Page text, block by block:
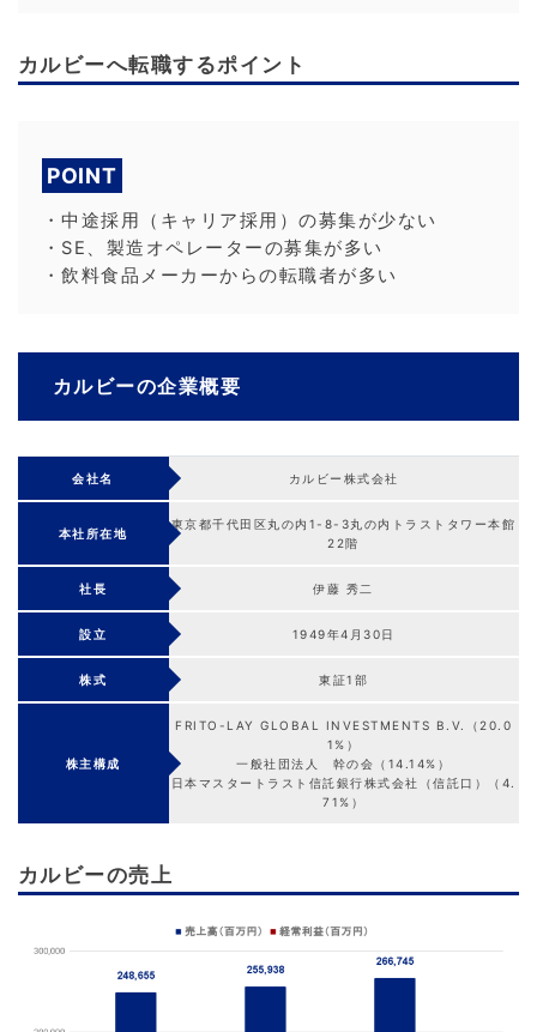
カルビーへ転職するポイント
POINT
・中途採用（キャリア採用）の募集が少ない
・SE、製造オペレーターの募集が多い
・飲料食品メーカーからの転職者が多い
カルビーの企業概要
会社名 カルビー株式会社
本社所在地
東京都千代田区丸の内1-8-3丸の内トラストタワー本館
22階
社長 伊藤 秀二
設立 1949年4月30日
株式 東証1部
株主構成
FRITO-LAY GLOBAL INVESTMENTS B.V.（20.0
1%）
一般社団法人 幹の会（14.14%）
日本マスタートラスト信託銀行株式会社（信託口）（4.
71%）
カルビーの売上